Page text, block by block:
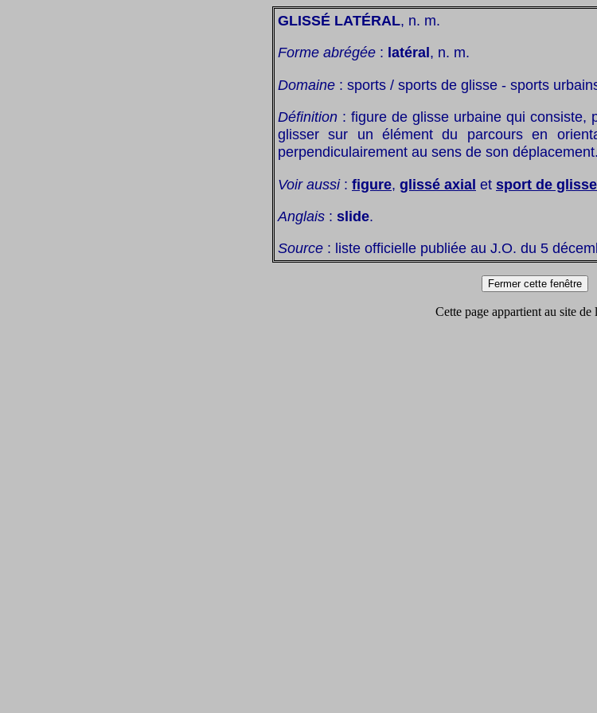
GLISSÉ LATÉRAL, n. m.
Forme abrégée : latéral, n. m.
Domaine : sports / sports de glisse - sports
Définition : figure de glisse urbaine qui consiste,
glisser sur un élément du parcours en
perpendiculairement au sens de son déplacement.
Voir aussi: figure, glissé axial et sport de
Anglais : slide.
Source : liste officielle publiée au J.O. du 5
Cette page appartient au site de